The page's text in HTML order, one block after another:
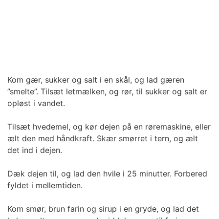
Kom gær, sukker og salt i en skål, og lad gæren
”smelte”. Tilsæt letmælken, og rør, til sukker og salt er
opløst i vandet.
Tilsæt hvedemel, og kør dejen på en røremaskine, eller
ælt den med håndkraft. Skær smørret i tern, og ælt
det ind i dejen.
Dæk dejen til, og lad den hvile i 25 minutter. Forbered
fyldet i mellemtiden.
Kom smør, brun farin og sirup i en gryde, og lad det